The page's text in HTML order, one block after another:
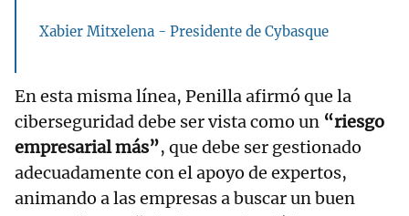
Xabier Mitxelena - Presidente de Cybasque
En esta misma línea, Penilla afirmó que la
ciberseguridad debe ser vista como un “riesgo
empresarial más”, que debe ser gestionado
adecuadamente con el apoyo de expertos,
animando a las empresas a buscar un buen